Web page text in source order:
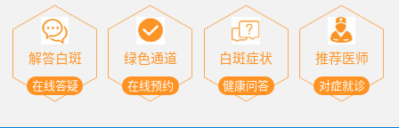
解答白斑
在线答疑
绿色通道
在线预约
白斑症状
健康问答
推荐医师
对症就诊